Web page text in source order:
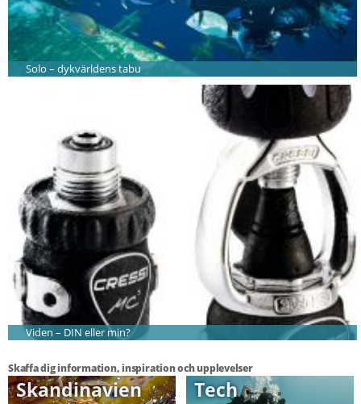
Solo – dykvärldens tabu
Viden – DIN eller min?
Skaffa dig information, inspiration och upplevelser
Skandinavien Tech